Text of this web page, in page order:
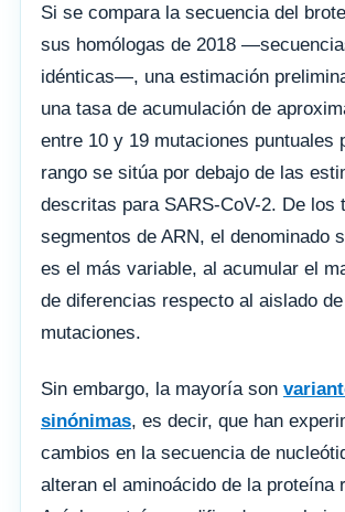
Si se compara la secuencia del
sus homólogas de 2018
idénticas—, una estimación
una tasa de acumulación de
entre 10 y 19 mutaciones puntuales
rango se sitúa por debajo de las
descritas para SARS-CoV-2. De los
segmentos de ARN, el denominado
es el más variable, al acumular el
de diferencias respecto al aislado
mutaciones.
Sin embargo, la mayoría son
sinónimas, es decir, que han
cambios en la secuencia de
alteran el aminoácido de la proteína